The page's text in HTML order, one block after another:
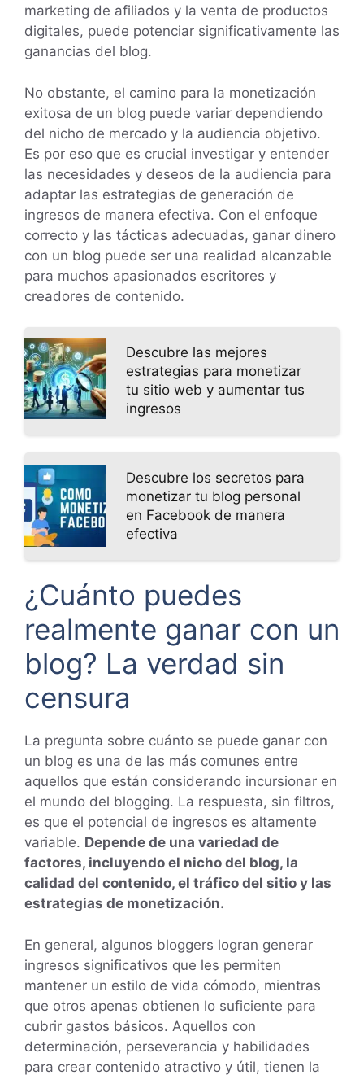
marketing de afiliados y la venta de productos
digitales, puede potenciar significativamente las
ganancias del blog.
No obstante, el camino para la monetización
exitosa de un blog puede variar dependiendo
del nicho de mercado y la audiencia objetivo.
Es por eso que es crucial investigar y entender
las necesidades y deseos de la audiencia para
adaptar las estrategias de generación de
ingresos de manera efectiva. Con el enfoque
correcto y las tácticas adecuadas, ganar dinero
con un blog puede ser una realidad alcanzable
para muchos apasionados escritores y
creadores de contenido.
Descubre las mejores
estrategias para monetizar
tu sitio web y aumentar tus
ingresos
Descubre los secretos para
monetizar tu blog personal
en Facebook de manera
efectiva
¿Cuánto puedes
realmente ganar con un
blog? La verdad sin
censura
La pregunta sobre cuánto se puede ganar con
un blog es una de las más comunes entre
aquellos que están considerando incursionar en
el mundo del blogging. La respuesta, sin filtros,
es que el potencial de ingresos es altamente
variable. Depende de una variedad de
factores, incluyendo el nicho del blog, la
calidad del contenido, el tráfico del sitio y las
estrategias de monetización.
En general, algunos bloggers logran generar
ingresos significativos que les permiten
mantener un estilo de vida cómodo, mientras
que otros apenas obtienen lo suficiente para
cubrir gastos básicos. Aquellos con
determinación, perseverancia y habilidades
para crear contenido atractivo y útil, tienen la